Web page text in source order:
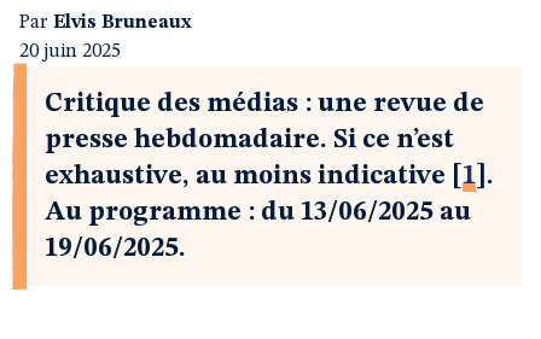
Par Elvis Bruneaux
20 juin 2025
Critique des médias : une revue de
presse hebdomadaire. Si ce n’est
exhaustive, au moins indicative
1 .
Au programme : du 13/06/2025 au
19/06/2025.